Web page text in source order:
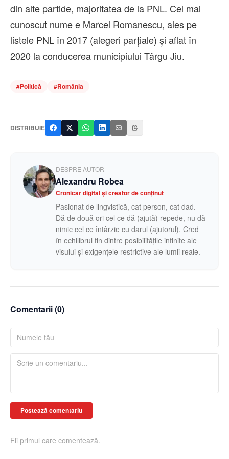
din alte partide, majoritatea de la PNL. Cel mai
cunoscut nume e Marcel Romanescu, ales pe
listele PNL în 2017 (alegeri parțiale) și aflat în
2020 la conducerea municipiului Târgu Jiu.
#Politică #România
DISTRIBUIE
DESPRE AUTOR
Alexandru Robea
Cronicar digital și creator de conținut
Pasionat de lingvistică, cat person, cat dad.
Dă de două ori cel ce dă (ajută) repede, nu dă
nimic cel ce întârzie cu darul (ajutorul). Cred
în echilibrul fin dintre posibilitățile infinite ale
visului și exigențele restrictive ale lumii reale.
Comentarii (0)
Postează comentariu
Fii primul care comentează.